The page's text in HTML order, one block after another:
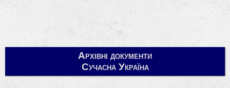
Архівні документи
Сучасна Україна